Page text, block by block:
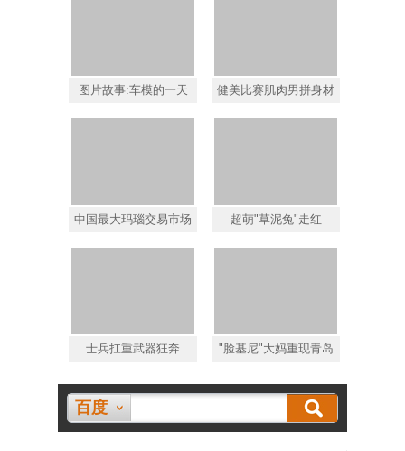
图片故事:车模的一天 健美比赛肌肉男拼身材
中国最大玛瑙交易市场 超萌"草泥兔"走红
士兵扛重武器狂奔 "脸基尼"大妈重现青岛
百度